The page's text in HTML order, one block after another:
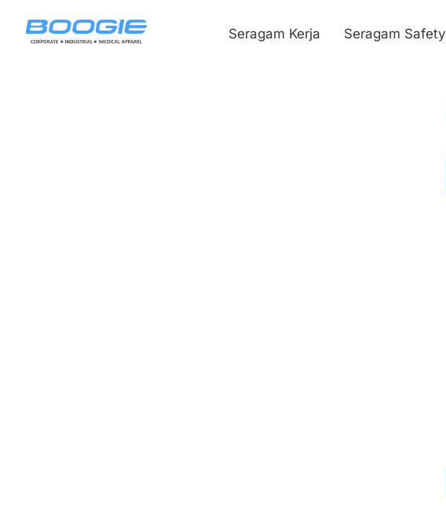
Seragam Kerja Seragam Safety